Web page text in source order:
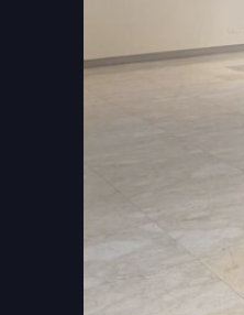
出生於彰化溪州
佛禪哲學，並榮
及入選日本美濃
歷史博物館、國